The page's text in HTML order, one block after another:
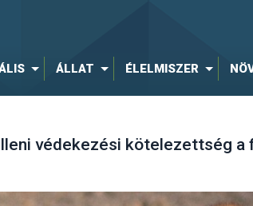
ÁLLAT ÉLELMISZER
védekezési kötelezettség a